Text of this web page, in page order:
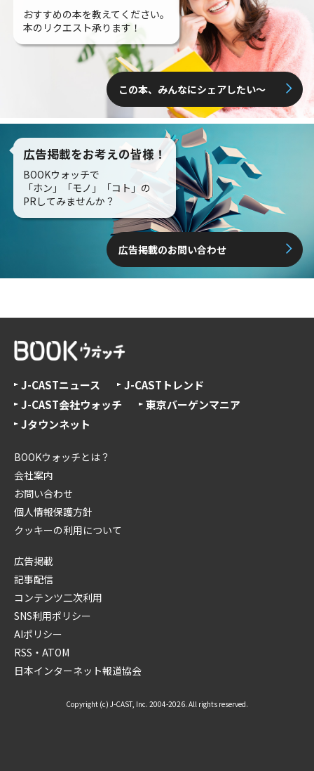
おすすめの本を教えてください。
本のリクエスト承ります！
この本、みんなにシェアしたい〜
広告掲載をお考えの皆様！
BOOKウォッチで
「ホン」「モノ」「コト」の
PRしてみませんか？
広告掲載のお問い合わせ
J-CASTニュース
J-CASTトレンド
J-CAST会社ウォッチ
東京バーゲンマニア
Jタウンネット
BOOKウォッチとは？
会社案内
お問い合わせ
個人情報保護方針
クッキーの利用について
広告掲載
記事配信
コンテンツ二次利用
SNS利用ポリシー
AIポリシー
RSS・ATOM
日本インターネット報道協会
Copyright (c) J-CAST, Inc. 2004-2026. All rights reserved.